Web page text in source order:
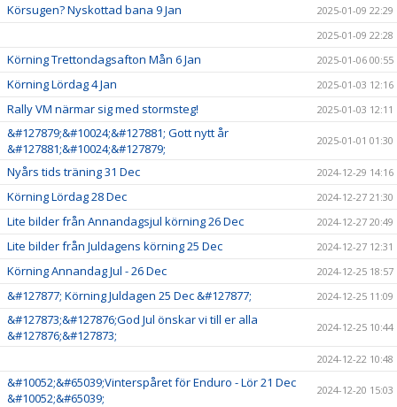
Körsugen? Nyskottad bana 9 Jan
2025-01-09 22:29
2025-01-09 22:28
Körning Trettondagsafton Mån 6 Jan 2025-01-06 00:55
Körning Lördag 4 Jan 2025-01-03 12:16
Rally VM närmar sig med stormsteg! 2025-01-03 12:11
&#127879;&#10024;&#127881; Gott nytt år
&#127881;&#10024;&#127879;
2025-01-01 01:30
Nyårs tids träning 31 Dec 2024-12-29 14:16
Körning Lördag 28 Dec 2024-12-27 21:30
Lite bilder från Annandagsjul körning 26 Dec 2024-12-27 20:49
Lite bilder från Juldagens körning 25 Dec 2024-12-27 12:31
Körning Annandag Jul - 26 Dec 2024-12-25 18:57
&#127877; Körning Juldagen 25 Dec &#127877; 2024-12-25 11:09
&#127873;&#127876;God Jul önskar vi till er alla
&#127876;&#127873;
2024-12-25 10:44
2024-12-22 10:48
&#10052;&#65039;Vinterspåret för Enduro - Lör 21 Dec
&#10052;&#65039;
2024-12-20 15:03